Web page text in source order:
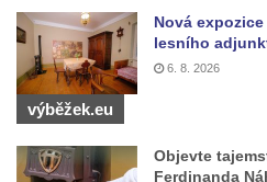
Socha svatého Jana
Sadech u Mlýnské stoky v
Budějovicích
Sochy brouků u Mlýnské stoky v
Budějovicích
Nová
lesního
6. 8. 2026
výběžek.eu
Objevte
Ferdinanda